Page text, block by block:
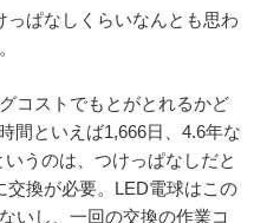
っぱなしくらいなんとも思わ
コストでもとがとれるかど
間といえば1,666日、4.6年な
うのは、つけっぱなしだと
交換が必要。LED電球はこの
いし、一回の交換の作業コ